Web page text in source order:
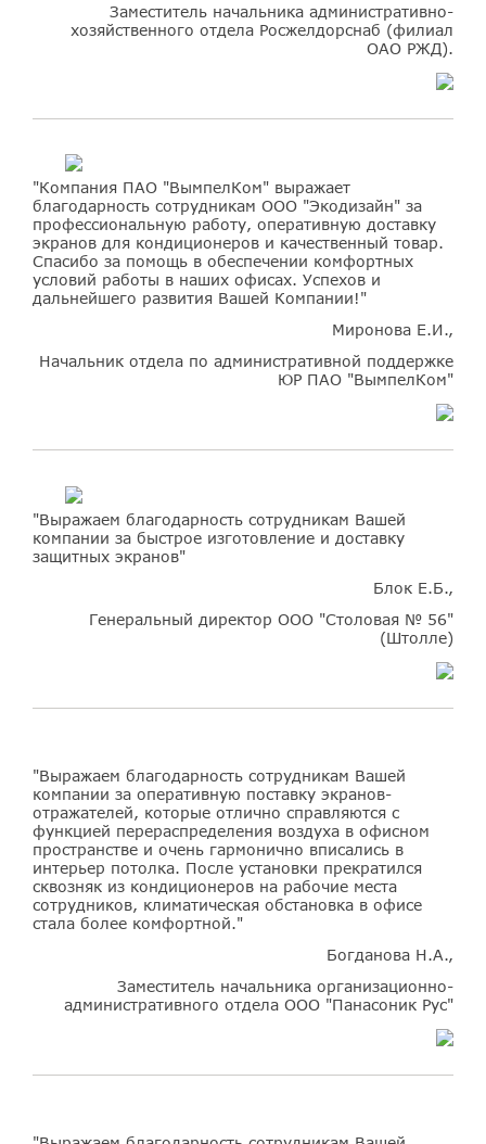
Заместитель начальника административно-
хозяйственного отдела Росжелдорснаб (филиал
ОАО РЖД).
"Компания ПАО "ВымпелКом" выражает
благодарность сотрудникам ООО "Экодизайн" за
профессиональную работу, оперативную доставку
экранов для кондиционеров и качественный товар.
Спасибо за помощь в обеспечении комфортных
условий работы в наших офисах. Успехов и
дальнейшего развития Вашей Компании!"
Миронова Е.И.,
Начальник отдела по административной поддержке
ЮР ПАО "ВымпелКом"
"Выражаем благодарность сотрудникам Вашей
компании за быстрое изготовление и доставку
защитных экранов"
Блок Е.Б.,
Генеральный директор ООО "Столовая № 56"
(Штолле)
"Выражаем благодарность сотрудникам Вашей
компании за оперативную поставку экранов-
отражателей, которые отлично справляются с
функцией перераспределения воздуха в офисном
пространстве и очень гармонично вписались в
интерьер потолка. После установки прекратился
сквозняк из кондиционеров на рабочие места
сотрудников, климатическая обстановка в офисе
стала более комфортной."
Богданова Н.А.,
Заместитель начальника организационно-
административного отдела ООО "Панасоник Рус"